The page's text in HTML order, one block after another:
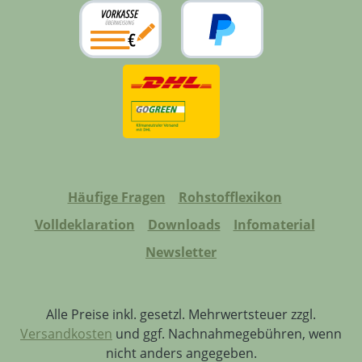
sollen oder die mit einem Pigment im Öl
dunkler gehalten wurden. Ideal für
Konolialstil, Antikeiche oder Räuchereiche
und Thermoholz.Bei der Pflege von
Naturstein wirkt das Pflegewachsöl als
Farbvertiefer. Gleichzeitig reduziert der
Wachsanteil das Anhaften von
Kalkablagerungen im Nassbereich.
Häufige Fragen
Rohstofflexikon
Volldeklaration
Downloads
Infomaterial
Newsletter
Alle Preise inkl. gesetzl. Mehrwertsteuer zzgl.
Versandkosten und ggf. Nachnahmegebühren, wenn
nicht anders angegeben.